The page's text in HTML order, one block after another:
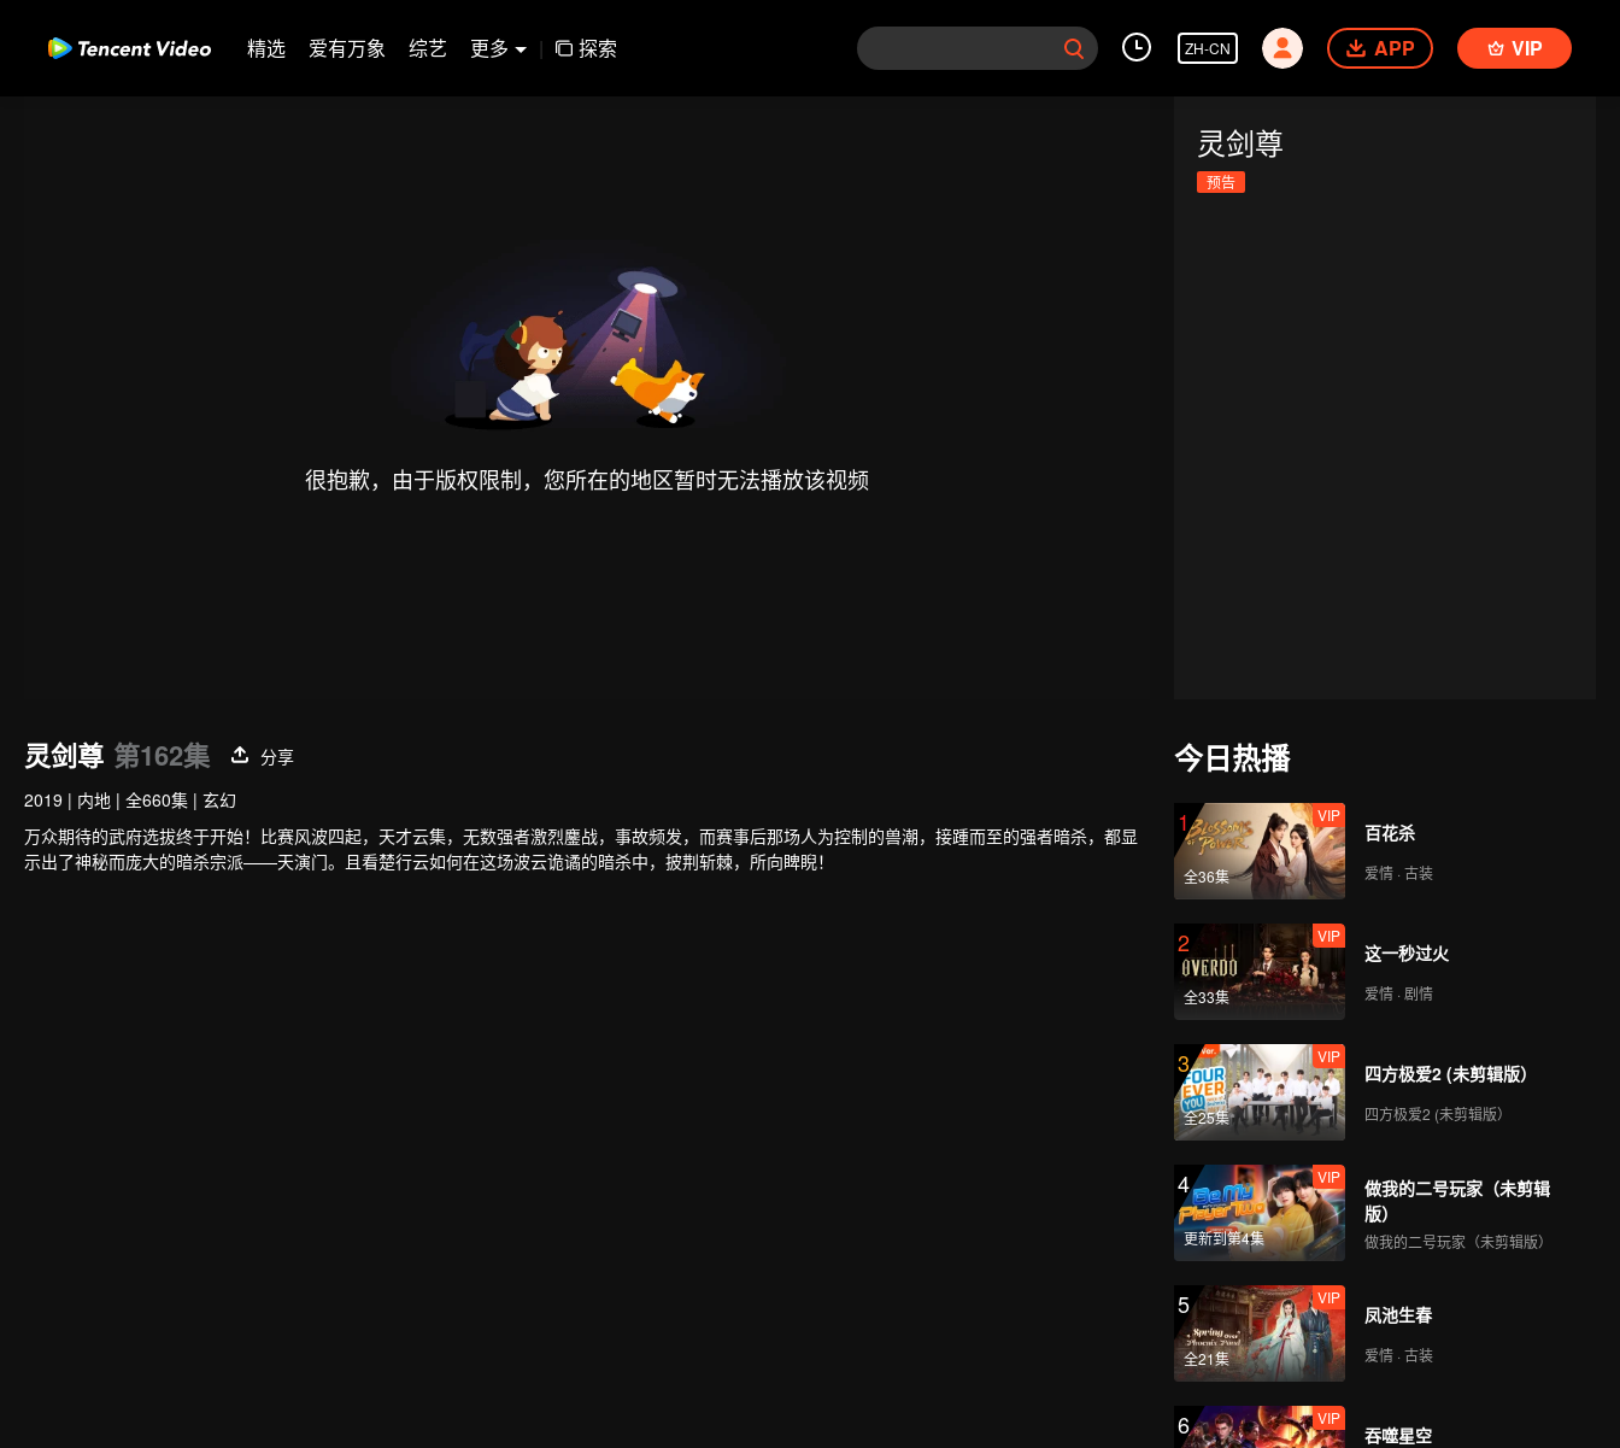
精选 爱有万象 综艺 更多 | 探索 ZH-CN APP VIP
很抱歉，由于版权限制，您所在的地区暂时无法播放该视频
灵剑尊
预告
灵剑尊 第162集
分享
2019 | 内地 | 全660集 | 玄幻
万众期待的武府选拔终于开始！比赛风波四起，天才云集，无数强者激烈鏖战，事故频发，而赛事后那场人为控制的兽潮，接踵而至的强者暗杀，都显
示出了神秘而庞大的暗杀宗派——天演门。且看楚行云如何在这场波云诡谲的暗杀中，披荆斩棘，所向睥睨！
今日热播
1
全36集
VIP
百花杀
爱情 · 古装
2
全33集
VIP
这一秒过火
爱情 · 剧情
3
全25集
VIP
四方极爱2 (未剪辑版）
四方极爱2 (未剪辑版）
4
更新到第4集
VIP
做我的二号玩家（未剪辑
版）
做我的二号玩家（未剪辑版）
5
全21集
VIP
凤池生春
爱情 · 古装
6 VIP
吞噬星空